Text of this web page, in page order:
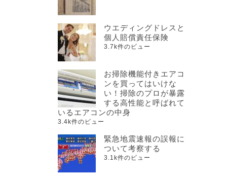
ウエディングドレスと
個人賠償責任保険
3.7k件のビュー
お掃除機能付きエアコ
ンを買ってはいけな
い！掃除のプロが暴露
する高性能と呼ばれて
いるエアコンの中身
3.4k件のビュー
緊急地震速報の誤報に
ついて考察する
3.1k件のビュー